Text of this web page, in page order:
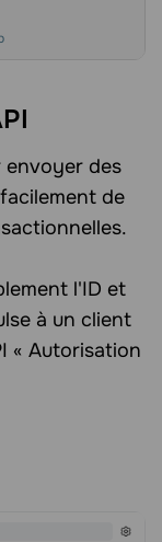
envoyer des
de
l'ID et
à un client
« Autorisation